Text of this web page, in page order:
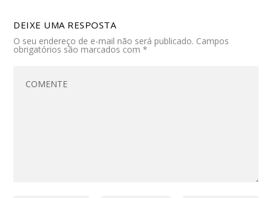
DEIXE UMA RESPOSTA
O seu endereço de e-mail não será publicado. Campos
obrigatórios são marcados com*